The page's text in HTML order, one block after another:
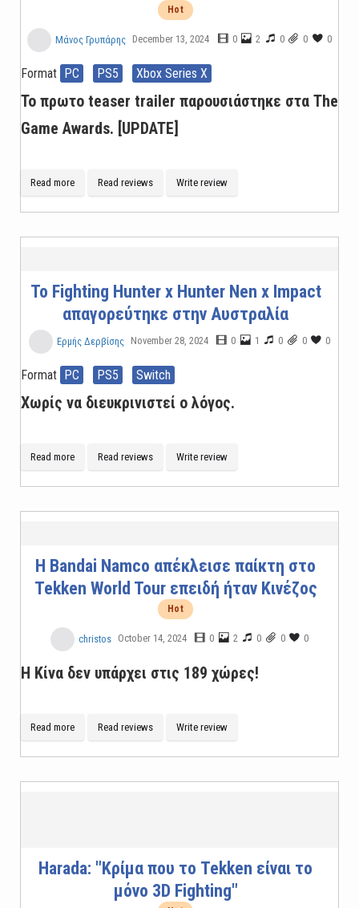
Hot
Μάνος Γρυπάρης December 13, 2024 0 2 0 0 0
Format PC PS5 Xbox Series X
Το πρωτο teaser trailer παρουσιάστηκε στα The
Game Awards. [UPDATE]
Read more Read reviews Write review
Το Fighting Hunter x Hunter Nen x Impact
απαγορεύτηκε στην Αυστραλία
Ερμής Δερβίσης November 28, 2024 0 1 0 0 0
Format PC PS5 Switch
Χωρίς να διευκρινιστεί ο λόγος.
Read more Read reviews Write review
Η Bandai Namco απέκλεισε παίκτη στο
Tekken World Tour επειδή ήταν Κινέζος
Hot
christos October 14, 2024 0 2 0 0 0
Η Κίνα δεν υπάρχει στις 189 χώρες!
Read more Read reviews Write review
Harada: "Κρίμα που το Tekken είναι το
μόνο 3D Fighting"